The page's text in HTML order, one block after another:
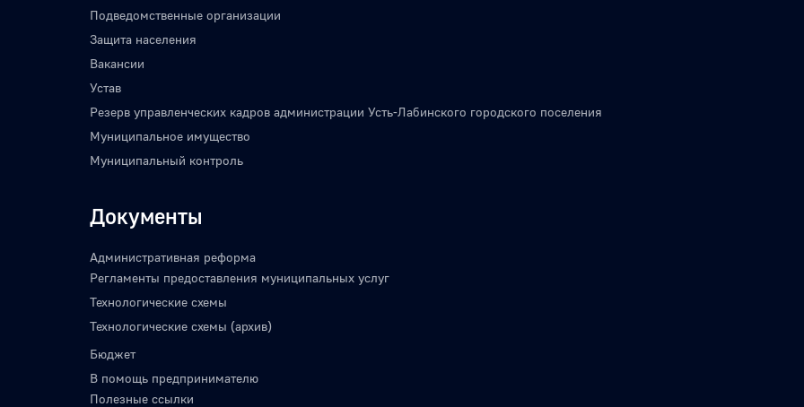
Подведомственные организации
Защита населения
Вакансии
Устав
Резерв управленческих кадров администрации Усть-Лабинского городского поселения
Муниципальное имущество
Муниципальный контроль
Документы
Административная реформа
Регламенты предоставления муниципальных услуг
Технологические схемы
Технологические схемы (архив)
Бюджет
В помощь предпринимателю
Полезные ссылки